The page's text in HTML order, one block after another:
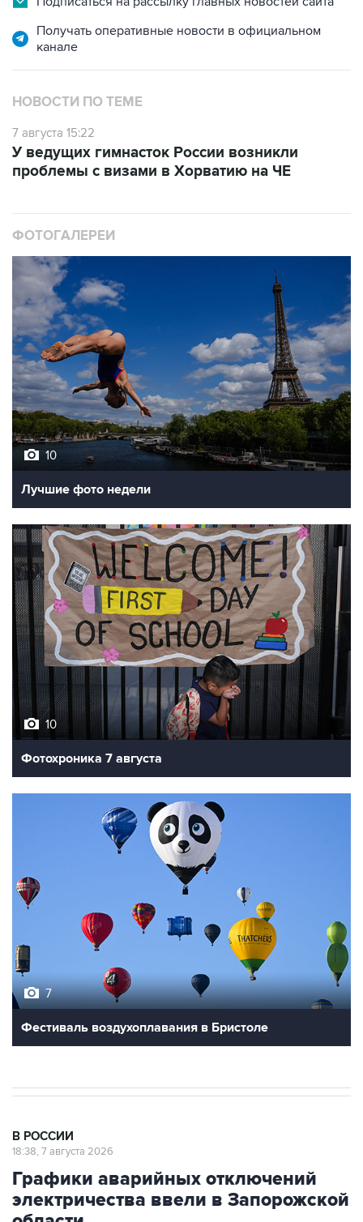
Получать оперативные новости в официальном
канале
НОВОСТИ ПО ТЕМЕ
7 августа 15:22
У ведущих гимнасток России возникли
проблемы с визами в Хорватию на ЧЕ
ФОТОГАЛЕРЕИ
10
Лучшие фото недели
10
Фотохроника 7 августа
7
Фестиваль воздухоплавания в Бристоле
В РОССИИ
18:38, 7 августа 2026
Графики аварийных отключений
электричества ввели в Запорожской